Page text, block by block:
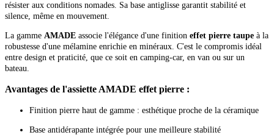
résister aux conditions nomades. Sa base antiglisse garantit stabilité et
silence, même en mouvement.
La gamme AMADE associe l'élégance d'une finition effet pierre taupe à la
robustesse d'une mélamine enrichie en minéraux. C'est le compromis idéal
entre design et praticité, que ce soit en camping-car, en van ou sur un
bateau.
Avantages de l'assiette AMADE effet pierre :
Finition pierre haut de gamme : esthétique proche de la céramique
Base antidérapante intégrée pour une meilleure stabilité